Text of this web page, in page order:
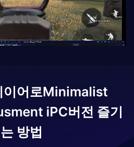
이어로Minimalist
iPC버전 즐기
는 방법